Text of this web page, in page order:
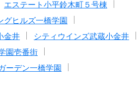
エステート小平鈴木町５号棟
グヒルズ一橋学園
金井
シティウインズ武蔵小金井
園壱番街
ーデン一橋学園